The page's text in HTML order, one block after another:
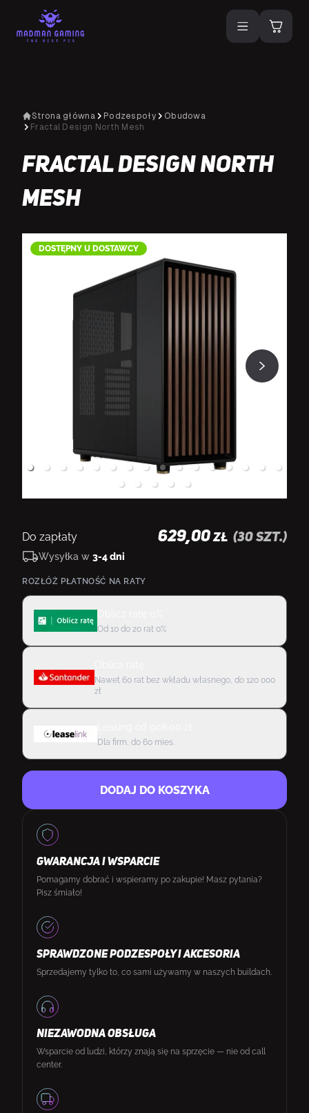
Strona główna Podzespoły
Obudowa
Fractal Design North Mesh
Fractal Design North
Mesh
DOSTĘPNY U DOSTAWCY
Do zapłaty 629,00 ZŁ (30 szt.)
Wysyłka w 3-4 dni
ROZŁÓŻ PŁATNOŚĆ NA RATY
Od 10 do 20 rat 0%
Nawet 60 rat bez wkładu własnego, do 120 000
zł
Dla firm, do 60 mies.
DODAJ DO KOSZYKA
GWARANCJA I WSPARCIE
Pomagamy dobrać i wspieramy po zakupie! Masz pytania?
Pisz śmiało!
SPRAWDZONE PODZESPOŁY I AKCESORIA
Sprzedajemy tylko to, co sami używamy w naszych buildach.
NIEZAWODNA OBSŁUGA
Wsparcie od ludzi, którzy znają się na sprzęcie — nie od call
center.